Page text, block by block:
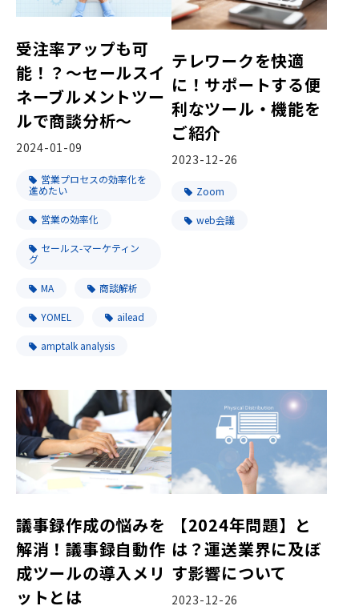
受注率アップも可
能！？～セールスイ
ネーブルメントツー
ルで商談分析～
2024-01-09
営業プロセスの効率化を
進めたい
営業の効率化
セールス-マーケティン
グ
MA 商談解析
YOMEL ailead
amptalk analysis
テレワークを快適
に！サポートする便
利なツール・機能を
ご紹介
2023-12-26
Zoom
web会議
議事録作成の悩みを
解消！議事録自動作
成ツールの導入メリ
ットとは
【2024年問題】と
は？運送業界に及ぼ
す影響について
2023-12-26